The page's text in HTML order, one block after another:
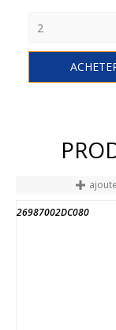
26987002DC080